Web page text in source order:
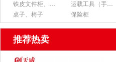
铁皮文件柜、货架
运载工具（手推车、平板车、梯子）
桌子、椅子
保险柜
推荐热卖